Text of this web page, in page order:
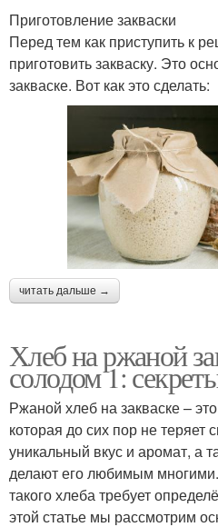
Приготовление закваски
Перед тем как приступить к
приготовить закваску. Это
закваске. Вот как это сделать:
читать дальше →
Хлеб на ржаной
солодом 1:
Ржаной хлеб на закваске –
которая до сих пор не теряет
уникальный вкус и аромат, а
делают его любимым
такого хлеба требует
этой статье мы рассмотрим